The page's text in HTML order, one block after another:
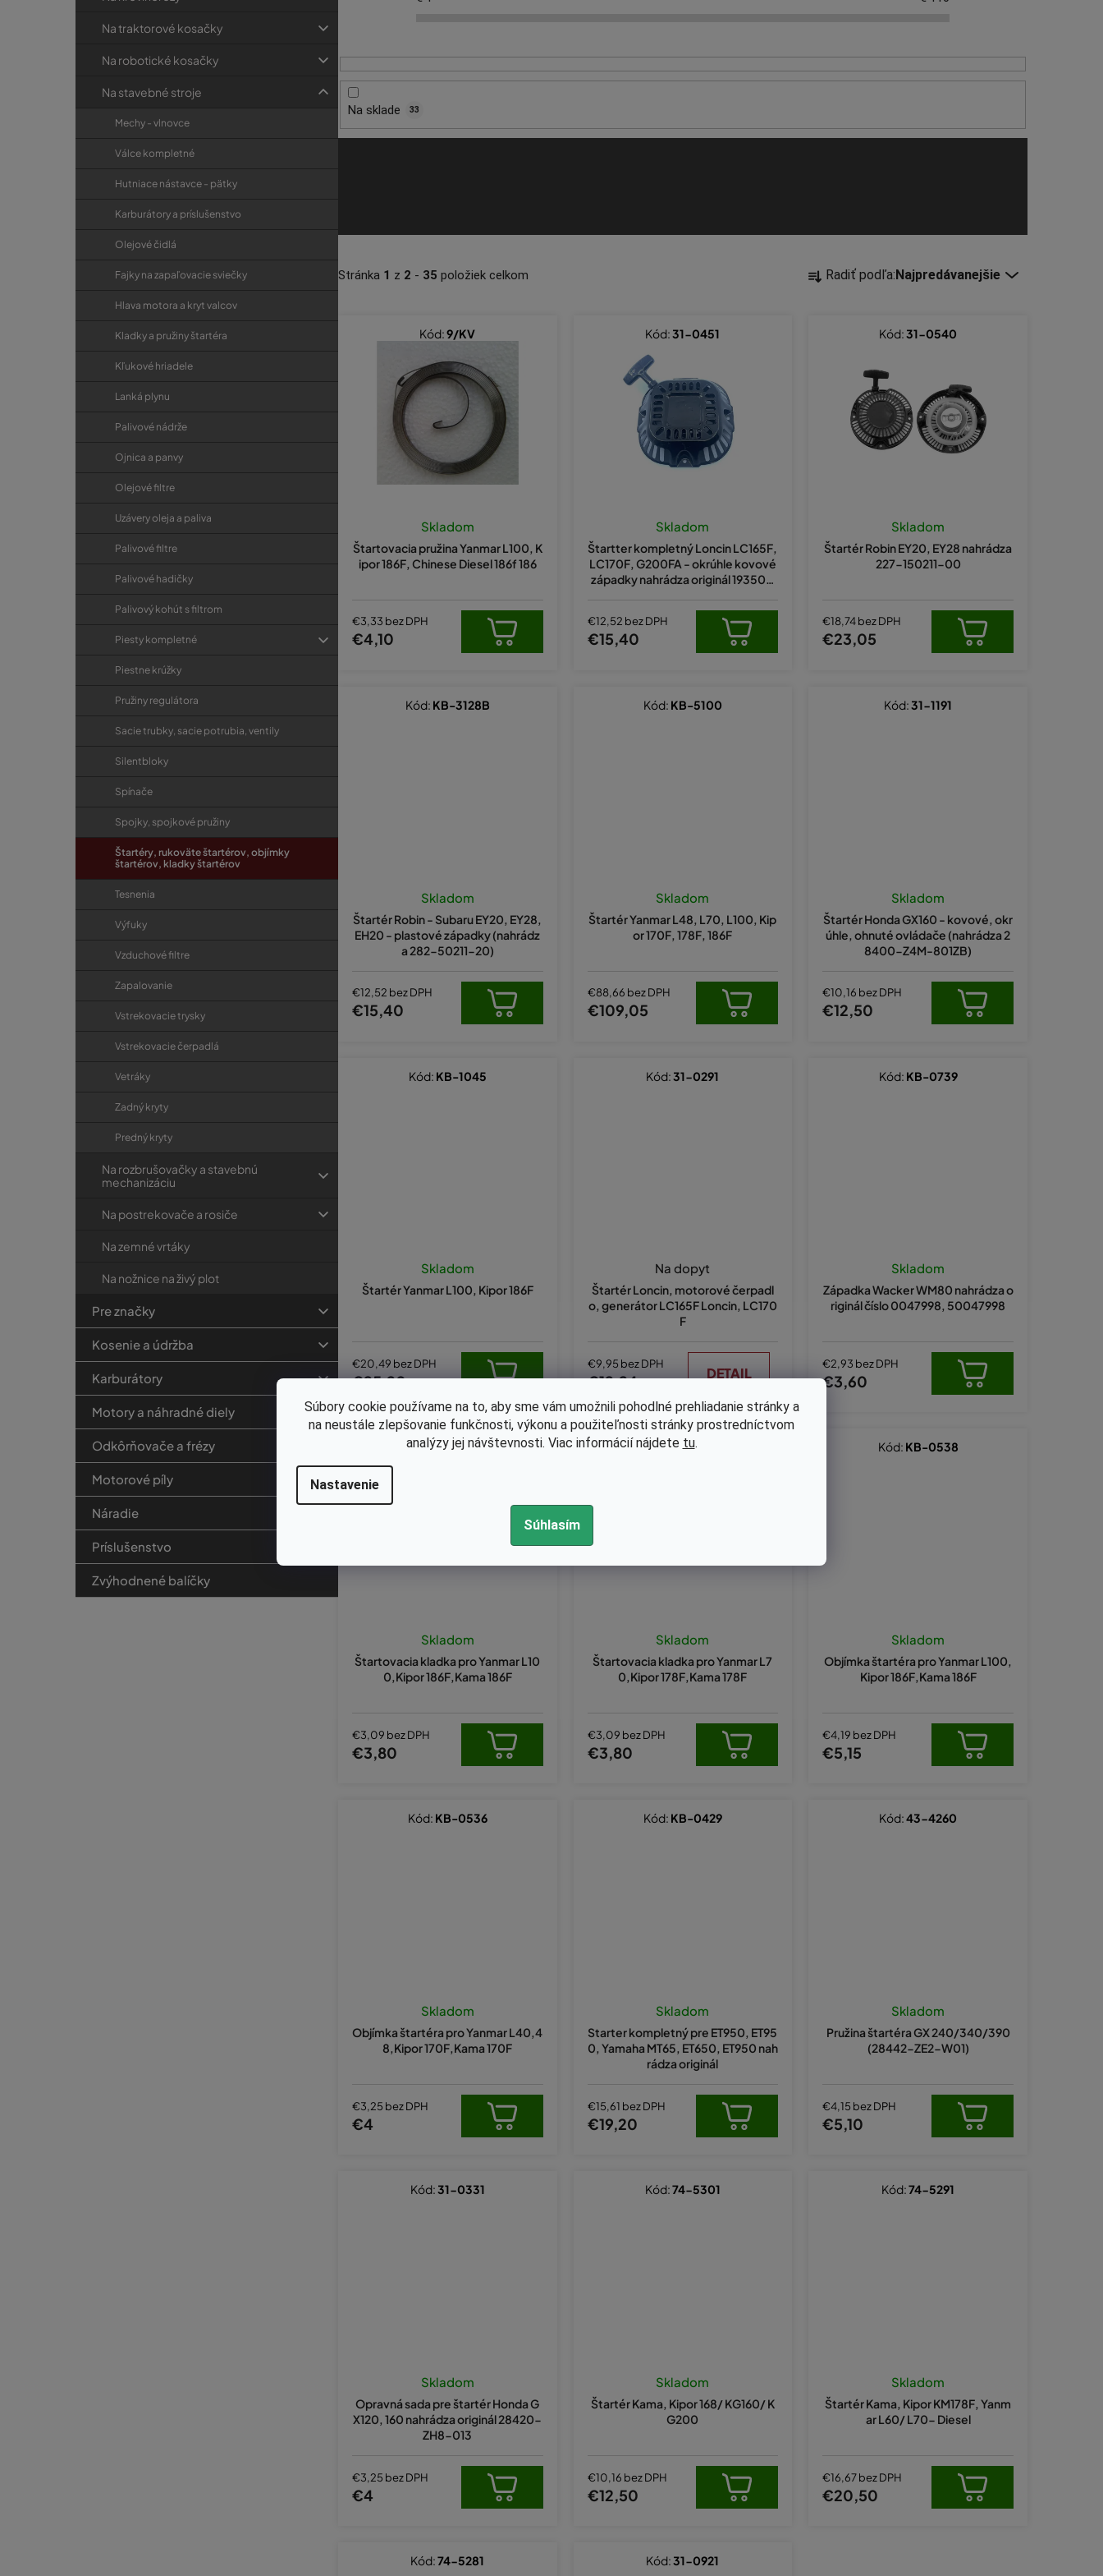
Súbory cookie používame na to, aby sme vám umožnili pohodlné prehliadanie stránky a
na neustále zlepšovanie funkčnosti, výkonu a použiteľnosti stránky prostredníctvom
analýzy jej návštevnosti. Viac informácií nájdete tu.
Nastavenie
Súhlasím
Na traktorové kosačky
Na robotické kosačky
Na stavebné stroje
Mechy - vlnovce
Válce kompletné
Hutniace nástavce - pätky
Karburátory a príslušenstvo
Olejové čidlá
Fajky na zapaľovacie sviečky
Hlava motora a kryt valcov
Kladky a pružiny štartéra
Kľukové hriadele
Lanká plynu
Palivové nádrže
Ojnica a panvy
Olejové filtre
Uzávery oleja a paliva
Palivové filtre
Palivové hadičky
Palivový kohút s filtrom
Piesty kompletné
Piestne krúžky
Pružiny regulátora
Sacie trubky, sacie potrubia, ventily
Silentbloky
Spínače
Spojky, spojkové pružiny
Štartéry, rukoväte štartérov, objímky
štartérov, kladky štartérov
Tesnenia
Výfuky
Vzduchové filtre
Zapalovanie
Vstrekovacie trysky
Vstrekovacie čerpadlá
Vetráky
Zadný kryty
Predný kryty
Na rozbrušovačky a stavebnú
mechanizáciu
Na postrekovače a rosiče
Na zemné vrtáky
Na nožnice na živý plot
Pre značky
Kosenie a údržba
Karburátory
Motory a náhradné diely
Odkôrňovače a frézy
Motorové píly
Náradie
Príslušenstvo
Zvýhodnené balíčky
Stránka 1 z 2 - 35 položiek celkom
R
a Radiť podľa:Najpredávanejšie
Na sklade 33
s
p
o
d
o
Štartovacia pružina Yanmar L100, K
ipor 186F, Chinese Diesel 186f 186
Skladom
€3,33 bez DPH
€4,10
Kód:9/KV
Štartter kompletný Loncin LC165F,
LC170F, G200FA - okrúhle kovové
západky nahrádza originál 193500
Skladom
€12,52 bez DPH
€15,40
Kód:31-0451
Štartér Robin EY20, EY28 nahrádza
227-150211-00
Skladom
€18,74 bez DPH
€23,05
Kód:31-0540
Štartér Robin - Subaru EY20, EY28,
EH20 - plastové západky (nahrádz
a 282-50211-20)
Skladom
€12,52 bez DPH
€15,40
Kód: KB-3128B
Štartér Yanmar L48, L70, L100, Kip
or 170F, 178F, 186F
Skladom
€88,66 bez DPH
€109,05
Kód: KB-5100
Štartér Honda GX160 - kovové, okr
úhle, ohnuté ovládače (nahrádza 2
8400-Z4M-801ZB)
Skladom
€10,16 bez DPH
€12,50
Kód:31-1191
Štartér Yanmar L100, Kipor 186F
Skladom
€20,49 bez DPH
€25,20
Kód: KB-1045
Štartér Loncin, motorové čerpadl
o, generátor LC165F Loncin, LC170
F
Na dopyt
€9,95 bez DPH
€12,24 DETAIL
Kód:31-0291
Západka Wacker WM80 nahrádza o
riginál číslo 0047998, 50047998
Skladom
€2,93 bez DPH
€3,60
Kód: KB-0739
Štartovacia kladka pro Yanmar L10
0,Kipor 186F,Kama 186F
Skladom
€3,09 bez DPH
€3,80
Kód:KB-0547
Štartovacia kladka pro Yanmar L7
0,Kipor 178F,Kama 178F
Skladom
€3,09 bez DPH
€3,80
Kód:KB-0546
Objímka štartéra pro Yanmar L100,
Kipor 186F,Kama 186F
Skladom
€4,19 bez DPH
€5,15
Kód: KB-0538
Objímka štartéra pro Yanmar L40,4
8,Kipor 170F,Kama 170F
Skladom
€3,25 bez DPH
€4
Kód: KB-0536
Starter kompletný pre ET950, ET95
0, Yamaha MT65, ET650, ET950 nah
rádza originál
Skladom
€15,61 bez DPH
€19,20
Kód: KB-0429
Pružina štartéra GX 240/340/390
(28442-ZE2-W01)
Skladom
€4,15 bez DPH
€5,10
Kód:43-4260
Opravná sada pre štartér Honda G
X120, 160 nahrádza originál 28420-
ZH8-013
Skladom
€3,25 bez DPH
€4
Kód:31-0331
Štartér Kama, Kipor 168/ KG160/ K
G200
Skladom
€10,16 bez DPH
€12,50
Kód:74-5301
Štartér Kama, Kipor KM178F, Yanm
ar L60/ L70- Diesel
hodnotenie
produktu
je
5,0
hviezdičiek.
Skladom
€16,67 bez DPH
€20,50
Kód:74-5291
Kód:74-5281 Kód:31-0921